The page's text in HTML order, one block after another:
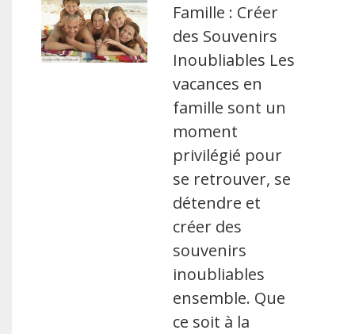
Famille : Créer
des Souvenirs
Inoubliables Les
vacances en
famille sont un
moment
privilégié pour
se retrouver, se
détendre et
créer des
souvenirs
inoubliables
ensemble. Que
ce soit à la